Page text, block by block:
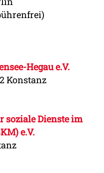
Hegau e.V.
Konstanz
soziale Dienste im
e.V.